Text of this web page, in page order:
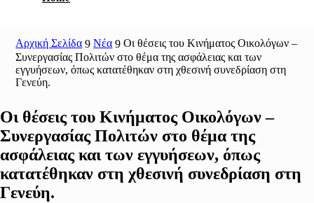
Αρχική Σελίδα 9 Νέα 9 Οι θέσεις του Κινήματος Οικολόγων –
Συνεργασίας Πολιτών στο θέμα της ασφάλειας και των
εγγυήσεων, όπως κατατέθηκαν στη χθεσινή συνεδρίαση στη
Γενεύη.
Οι θέσεις του Κινήματος Οικολόγων –
Συνεργασίας Πολιτών στο θέμα της
ασφάλειας και των εγγυήσεων, όπως
κατατέθηκαν στη χθεσινή συνεδρίαση στη
Γενεύη.